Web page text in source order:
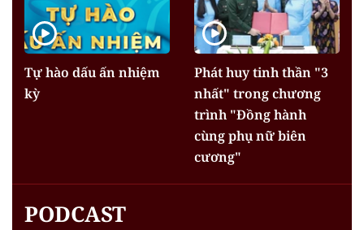
Tự hào dấu ấn nhiệm
kỳ
Phát huy tinh thần "3
nhất" trong chương
trình "Đồng hành
cùng phụ nữ biên
cương"
PODCAST